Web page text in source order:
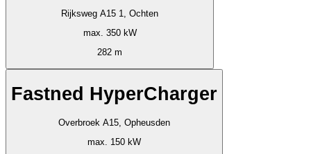
Rijksweg A15 1, Ochten
max. 350 kW
282 m
Fastned HyperCharger
Overbroek A15, Opheusden
max. 150 kW